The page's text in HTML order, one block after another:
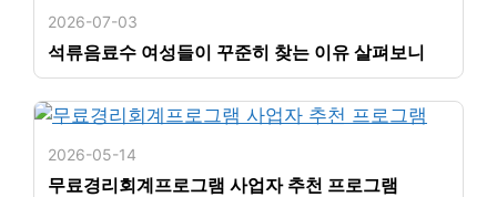
2026-07-03
석류음료수 여성들이 꾸준히 찾는 이유 살펴보니
2026-05-14
무료경리회계프로그램 사업자 추천 프로그램